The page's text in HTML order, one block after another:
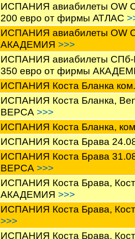
ИСПАНИЯ авиабилеты OW
200 евро от фирмы АТЛАС
ИСПАНИЯ авиабилеты OW
АКАДЕМИЯ >>>
ИСПАНИЯ авиабилеты СПб-
350 евро от фирмы
ИСПАНИЯ Коста Бланка
ИСПАНИЯ Коста Бланка,
ВЕРСА >>>
ИСПАНИЯ Коста Бланка,
ИСПАНИЯ Коста Брава
ИСПАНИЯ Коста Брава
ВЕРСА >>>
ИСПАНИЯ Коста Брава,
АКАДЕМИЯ >>>
ИСПАНИЯ Коста Брава,
>>>
ИСПАНИЯ Коста Брава,